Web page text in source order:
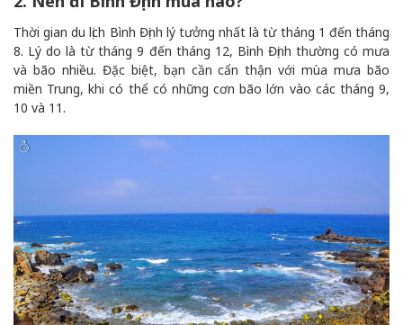
Thời gian du lịch Bình Định lý tưởng nhất là từ tháng 1 đến tháng
8. Lý do là từ tháng 9 đến tháng 12, Bình Định thường có mưa
và bão nhiều. Đặc biệt, bạn cần cẩn thận với mùa mưa bão
miền Trung, khi có thể có những cơn bão lớn vào các tháng 9,
10 và 11.